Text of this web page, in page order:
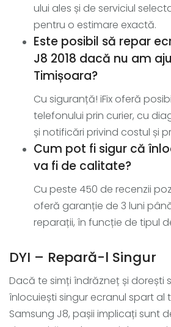
ului ales și de serviciul
pentru o estimare exactă.
Este posibil să repar
J8 2018 dacă nu am
Timișoara?
Cu siguranță! iFix oferă
telefonului prin curier, cu
și notificări privind costul și
Cum pot fi sigur că
va fi de calitate?
Cu peste 450 de recenzii
oferă garanție de 3 luni
reparații, în funcție de tipul
DYI – Repară-l Singur
Dacă te simți îndrăzneț și dorești
înlocuiești singur ecranul spart al
Samsung J8, pașii implicați sunt